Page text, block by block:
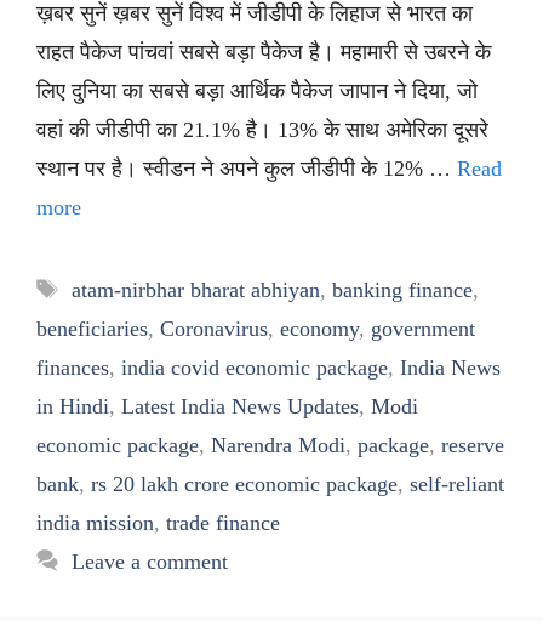
ख़बर सुनें ख़बर सुनें विश्व में जीडीपी के लिहाज से भारत का
राहत पैकेज पांचवां सबसे बड़ा पैकेज है। महामारी से उबरने के
लिए दुनिया का सबसे बड़ा आर्थिक पैकेज जापान ने दिया, जो
वहां की जीडीपी का 21.1% है। 13% के साथ अमेरिका दूसरे
स्थान पर है। स्वीडन ने अपने कुल जीडीपी के 12% … Read
more
Tags
atam-nirbhar bharat abhiyan, banking finance,
beneficiaries, Coronavirus, economy, government
finances, india covid economic package, India News
in Hindi, Latest India News Updates, Modi
economic package, Narendra Modi, package, reserve
bank, rs 20 lakh crore economic package, self-reliant
india mission, trade finance
Leave a comment